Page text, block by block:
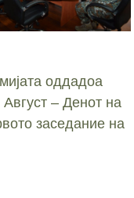
оддадоа
– Денот на
заседание на